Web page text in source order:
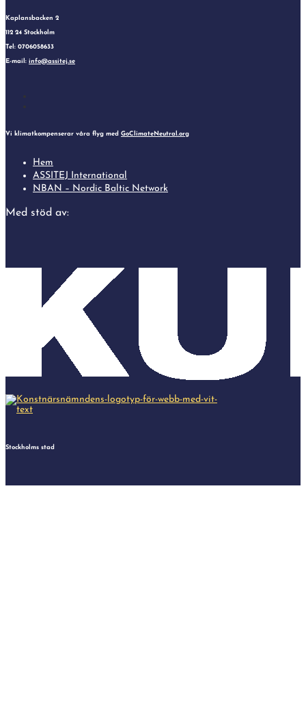
Kaplansbacken 2
112 24 Stockholm
Tel: 0706058633
E-mail: info@assitej.se
Vi klimatkompenserar våra flyg med GoClimateNeutral.org
Hem
ASSITEJ International
NBAN – Nordic Baltic Network
Med stöd av:
Stockholms stad